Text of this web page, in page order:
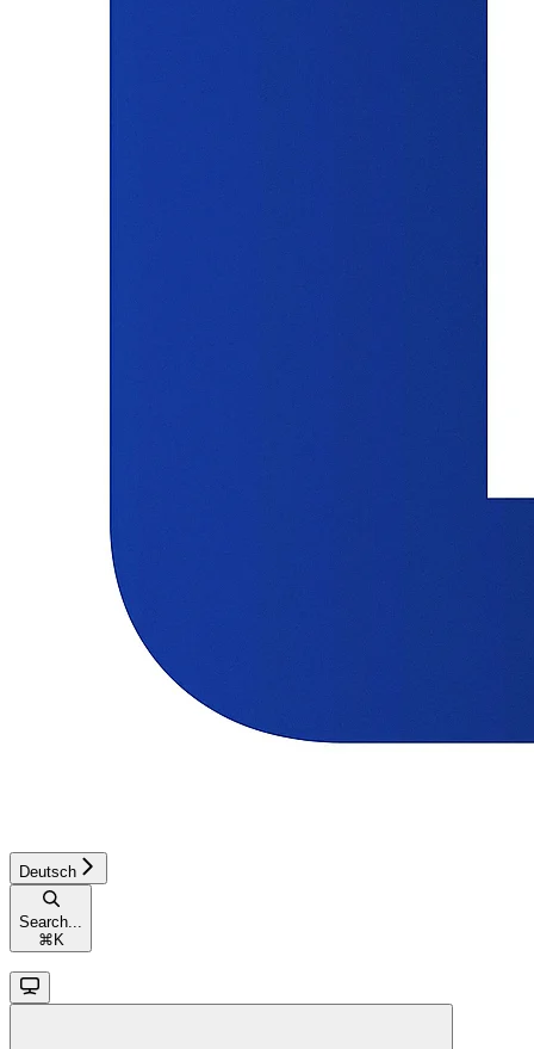
Deutsch
Search...
⌘ K